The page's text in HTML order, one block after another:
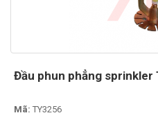
Đầu phun phẳng sprinkler
Mã: TY3256